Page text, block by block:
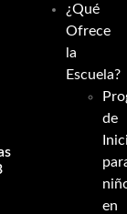
¿Qué
Ofrece
la
Escuela?
de
en